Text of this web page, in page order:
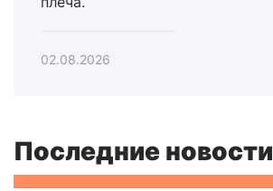
02.08.2026
Последние новости